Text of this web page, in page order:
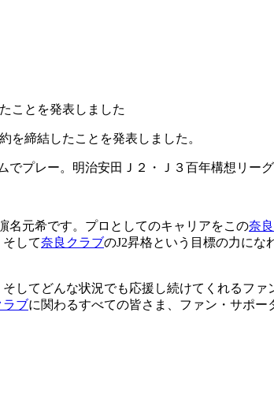
ことを発表しました
を締結したことを発表しました。
プレー。明治安田Ｊ２・Ｊ３百年構想リーグ
名元希です。プロとしてのキャリアをこの奈
して奈良クラブのJ2昇格という目標の力にな
してどんな状況でも応援し続けてくれるフ
ラブに関わるすべての皆さま、ファン・サポー